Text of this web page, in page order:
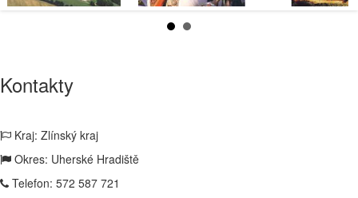
Kontakty
Kraj: Zlínský kraj
Okres: Uherské Hradiště
Telefon: 572 587 721